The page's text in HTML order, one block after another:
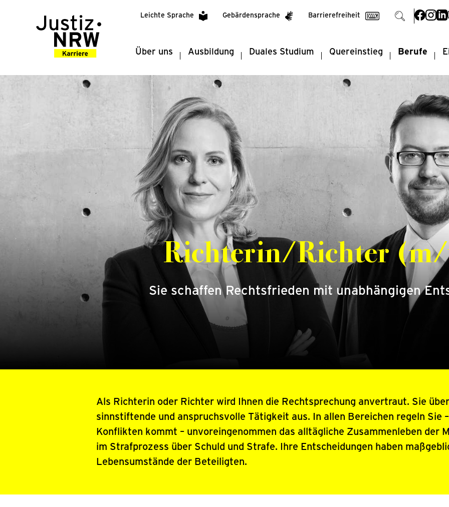
Leichte Sprache Gebärdensprache Barrierefreiheit Suchen

Suchen

Über uns Ausbildung Duales Studium Quereinstieg Berufe
Richterin/Richter
Sie schaffen Rechtsfrieden mit unabhängigen
Als Richterin oder Richter wird Ihnen die Rechtsprechung anvertraut. Sie
sinnstiftende und anspruchsvolle Tätigkeit aus. In allen Bereichen regeln Sie
Konflikten kommt – unvoreingenommen das alltägliche Zusammenleben der
im Strafprozess über Schuld und Strafe. Ihre Entscheidungen haben
Lebensumstände der Beteiligten.